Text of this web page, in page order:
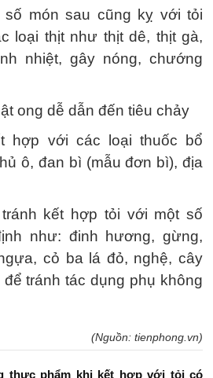
số món sau cũng kỵ với tỏi
loại thịt như thịt dê, thịt gà,
nhiệt, gây nóng, chướng
ong dễ dẫn đến tiêu chảy
hợp với các loại thuốc bổ
ô, đan bì (mẫu đơn bì), địa
kết hợp tỏi với một số
như: đinh hương, gừng,
cỏ ba lá đỏ, nghệ, cây
tránh tác dụng phụ không
(Nguồn: tienphong.vn)
thực phẩm khi kết hợp với tỏi có